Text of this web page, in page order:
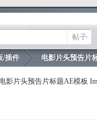
帖子
/插件 电影片头预告片
电影片头预告片标题AE模板